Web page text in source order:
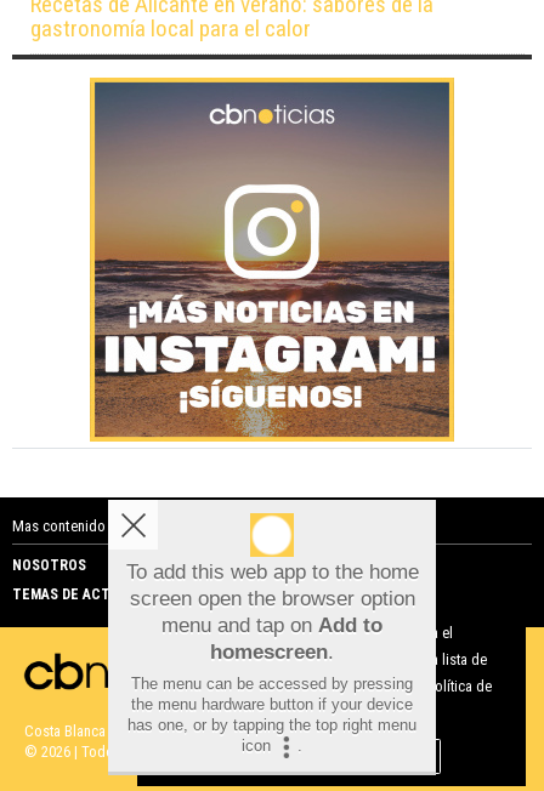
gastronomía local para el calor
Mas contenido de Costa Blanca Noticias:
NOSOTROS
PUBLICIDAD
TEMAS DE ACTUALIDAD
Costa Blanca Noticias |Términos de uso| Protección de datos
© 2026 | Todos los derechos reservados
To add this web app to the home
screen open the browser option
menu and tap on Add to
homescreen.
The menu can be accessed by pressing
the menu hardware button if your device
has one, or by tapping the top right menu
icon
.
Aviso sobre el Uso de cookies:
Utilizamos cookies nuestras y de terceros para el
funcionamiento del digital. Puedes consultar la lista de
cookies y como desconectarlas. Ver nuestra Política de
Privacidad y Cookies
Aceptar Cookies